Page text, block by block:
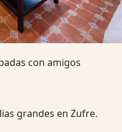
con amigos
grandes en Zufre.